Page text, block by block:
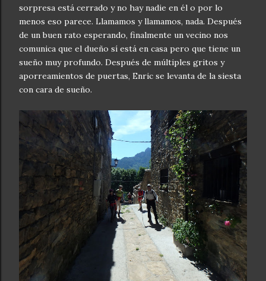
sorpresa está cerrado y no hay nadie en él o por lo
menos eso parece. Llamamos y llamamos, nada. Después
de un buen rato esperando, finalmente un vecino nos
comunica que el dueño sí está en casa pero que tiene un
sueño muy profundo. Después de múltiples gritos y
aporreamientos de puertas, Enric se levanta de la siesta
con cara de sueño.